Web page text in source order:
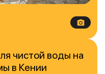
чистой воды на
в Кении